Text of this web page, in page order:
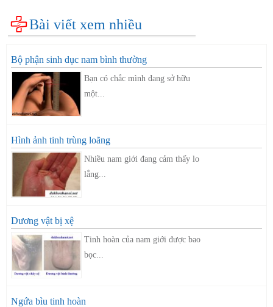
Bài viết xem nhiều
Bộ phận sinh dục nam bình thường
Bạn có chắc mình đang sở hữu
một...
Hình ảnh tinh trùng loãng
Nhiều nam giới đang cảm thấy lo
lắng...
Dương vật bị xệ
Tinh hoàn của nam giới được bao
bọc...
Ngứa bìu tinh hoàn